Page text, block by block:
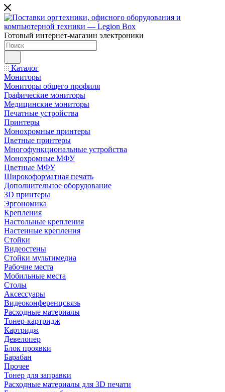
Готовый интернет-магазин электроники
Каталог
Мониторы
Мониторы общего профиля
Графические мониторы
Медицинские мониторы
Печатные устройства
Принтеры
Моноxромныe принтеры
Цвeтныe принтеры
Многофункциональные устройства
Монохромные МФУ
Цветные МФУ
Широкоформатная печать
Дополнительное оборудование
3D принтеры
Эргономика
Крепления
Настольные крепления
Настенные крепления
Стойки
Видеостены
Стойки мультимедиа
Рабочие места
Мобильные места
Столы
Аксессуары
Видеоконференцсвязь
Расходные материалы
Тонер-картридж
Картридж
Девелопер
Блок проявки
Барабан
Прочее
Тонер для заправки
Расходные материалы для 3D печати